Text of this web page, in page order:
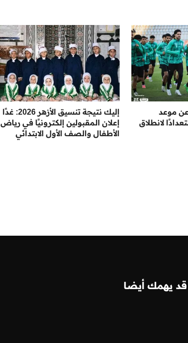
موعد
لانطلاق
إليك نتيجة تنسيق الأزهر 2026: غدًا
إعلان المقبولين إلكترونيًا في رياض
الأطفال والصف الأول الابتدائي
قد يهمك أيضا